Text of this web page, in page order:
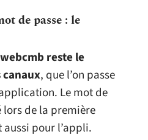
de passe : le
reste le
canaux, que l’on passe
Le mot de
lors de la première
pour l’appli.